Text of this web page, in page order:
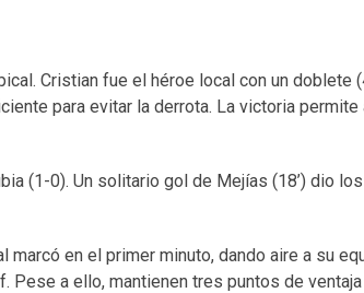
Cristian fue el héroe local con un doblete
para evitar la derrota. La victoria permite
(1-0). Un solitario gol de Mejías (18’) dio
marcó en el primer minuto, dando aire a su
a ello, mantienen tres puntos de